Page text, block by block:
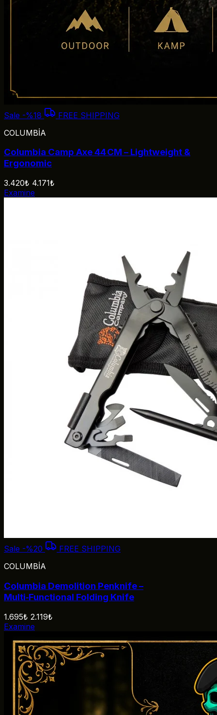
Sale -%18
FREE SHIPPING
COLUMBİA
Columbia Camp Axe 44 CM – Lightweight &
Ergonomic
3.420₺ 4.171₺
Examine
Sale -%20
FREE SHIPPING
COLUMBİA
Columbia Demolition Penknife –
Multi‑Functional Folding Knife
1.695₺ 2.119₺
Examine